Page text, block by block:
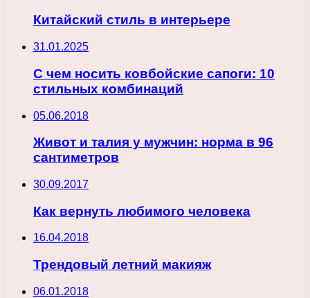
Китайский стиль в интерьере
31.01.2025
С чем носить ковбойские сапоги: 10
стильных комбинаций
05.06.2018
Живот и талия у мужчин: норма в 96
сантиметров
30.09.2017
Как вернуть любимого человека
16.04.2018
Трендовый летний макияж
06.01.2018